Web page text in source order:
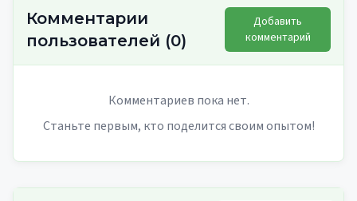
Комментарии
пользователей (0)
Добавить
комментарий
Комментариев пока нет.
Станьте первым, кто поделится своим опытом!